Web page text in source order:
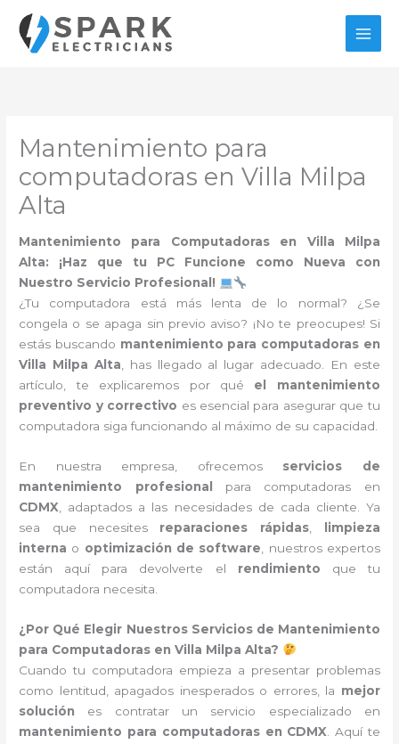
contenido
Mantenimiento para
computadoras en Villa Milpa
Alta
Mantenimiento para Computadoras en Villa Milpa
Alta: ¡Haz que tu PC Funcione como Nueva con
Nuestro Servicio Profesional!
¿Tu computadora está más lenta de lo normal? ¿Se
congela o se apaga sin previo aviso? ¡No te preocupes! Si
estás buscando mantenimiento para computadoras en
Villa Milpa Alta, has llegado al lugar adecuado. En este
artículo, te explicaremos por qué el mantenimiento
preventivo y correctivo es esencial para asegurar que tu
computadora siga funcionando al máximo de su capacidad.
En nuestra empresa, ofrecemos servicios de
mantenimiento profesional
para computadoras en
CDMX , adaptados a las necesidades de cada cliente. Ya
sea que necesites reparaciones rápidas
limpieza
interna o optimización de software , nuestros expertos
están aquí para devolverte el rendimiento que tu
computadora necesita.
¿Por Qué Elegir Nuestros Servicios de Mantenimiento
para Computadoras en Villa Milpa Alta?
Cuando tu computadora empieza a presentar problemas
como lentitud, apagados inesperados o errores, la mejor
solución es contratar un servicio especializado en
mantenimiento para computadoras en CDMX . Aquí te